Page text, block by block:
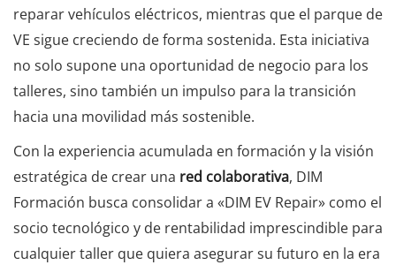
reparar vehículos eléctricos, mientras que el parque de
VE sigue creciendo de forma sostenida. Esta iniciativa
no solo supone una oportunidad de negocio para los
talleres, sino también un impulso para la transición
hacia una movilidad más sostenible.
Con la experiencia acumulada en formación y la visión
estratégica de crear una red colaborativa, DIM
Formación busca consolidar a «DIM EV Repair» como el
socio tecnológico y de rentabilidad imprescindible para
cualquier taller que quiera asegurar su futuro en la era